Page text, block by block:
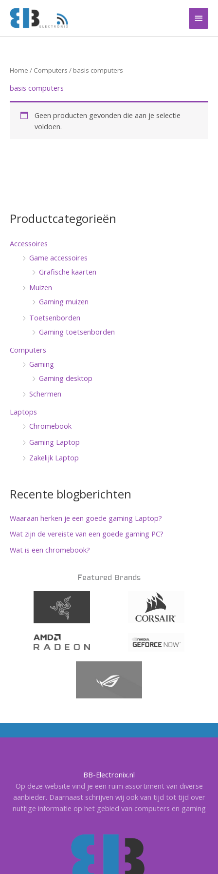
naar
inhoud
Productcategorieën
Accessoires
Game accessoires
Grafische kaarten
Muizen
Gaming muizen
Toetsenborden
Gaming toetsenborden
Computers
Gaming
Gaming desktop
Schermen
Laptops
Chromebook
Gaming Laptop
Zakelijk Laptop
Recente blogberichten
Waaraan herken je een goede gaming Laptop?
Wat zijn de vereiste van een goede gaming PC?
Wat is een chromebook?
Home / Computers / basis computers
basis computers
Geen producten gevonden die aan je selectie
voldoen.
Featured Brands
BB-Electronix.nl
Op deze website vind je een ruim assortiment van diverse
aanbieder. Daarnaast schrijven wij ook van tijd tot tijd over
nuttige informatie op het gebied van computers en gaming